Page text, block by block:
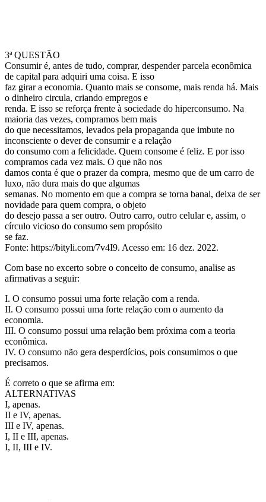
3ª QUESTÃO
Consumir é, antes de tudo, comprar, despender parcela econômica
de capital para adquiri uma coisa. E isso
faz girar a economia. Quanto mais se consome, mais renda há. Mais
o dinheiro circula, criando empregos e
renda. E isso se reforça frente à sociedade do hiperconsumo. Na
maioria das vezes, compramos bem mais
do que necessitamos, levados pela propaganda que imbute no
inconsciente o dever de consumir e a relação
do consumo com a felicidade. Quem consome é feliz. E por isso
compramos cada vez mais. O que não nos
damos conta é que o prazer da compra, mesmo que de um carro de
luxo, não dura mais do que algumas
semanas. No momento em que a compra se torna banal, deixa de ser
novidade para quem compra, o objeto
do desejo passa a ser outro. Outro carro, outro celular e, assim, o
círculo vicioso do consumo sem propósito
se faz.
Fonte: https://bityli.com/7v4I9. Acesso em: 16 dez. 2022.
Com base no excerto sobre o conceito de consumo, analise as
afirmativas a seguir:
I. O consumo possui uma forte relação com a renda.
II. O consumo possui uma forte relação com o aumento da
economia.
III. O consumo possui uma relação bem próxima com a teoria
econômica.
IV. O consumo não gera desperdícios, pois consumimos o que
precisamos.
É correto o que se afirma em:
ALTERNATIVAS
I, apenas.
II e IV, apenas.
III e IV, apenas.
I, II e III, apenas.
I, II, III e IV.